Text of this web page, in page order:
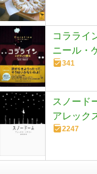
コラライ
ニール・
341
スノード
アレック
2247